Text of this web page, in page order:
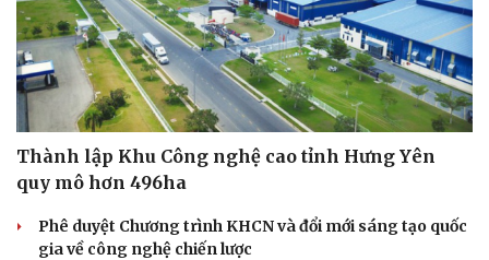
Thành lập Khu Công nghệ cao tỉnh Hưng Yên
quy mô hơn 496ha
Phê duyệt Chương trình KHCN và đổi mới sáng tạo quốc
gia về công nghệ chiến lược